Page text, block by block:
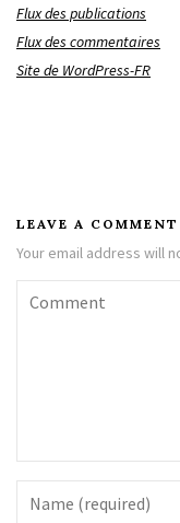
Flux des publications
Flux des commentaires
Site de WordPress-FR
LEAVE A COMMENT
Your email address will